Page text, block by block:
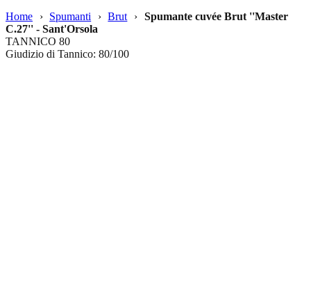
Home
› Spumanti › Brut › Spumante cuvée Brut ''Master
C.27'' - Sant'Orsola
TANNICO 80
Giudizio di Tannico: 80/100